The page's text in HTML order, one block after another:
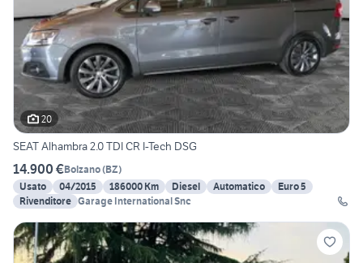
20
SEAT Alhambra 2.0 TDI CR I-Tech DSG
14.900 €Bolzano(BZ)
Usato
04/2015 186000 Km Diesel Automatico
Euro 5
Rivenditore Garage International Snc